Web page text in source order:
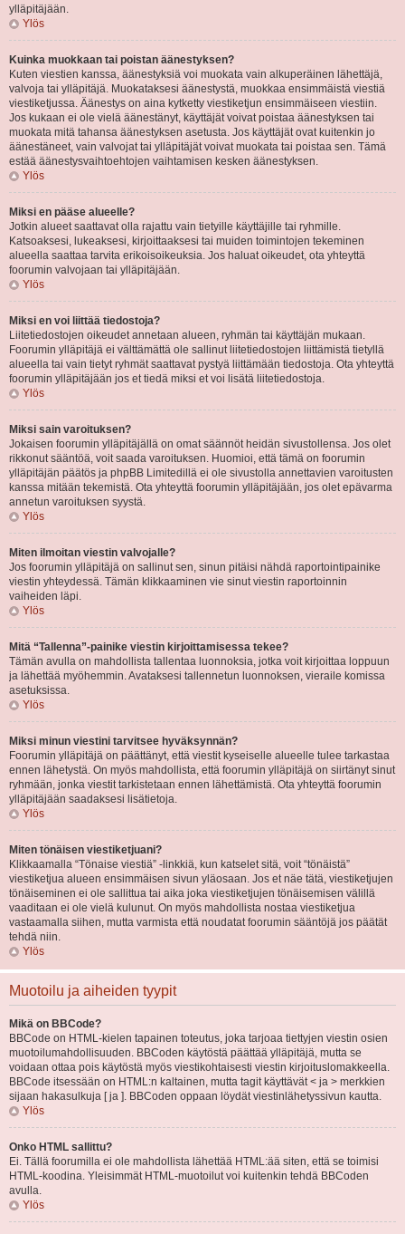
ylläpitäjään.
Ylös
Kuinka muokkaan tai poistan äänestyksen?
Kuten viestien kanssa, äänestyksiä voi muokata vain alkuperäinen lähettäjä,
valvoja tai ylläpitäjä. Muokataksesi äänestystä, muokkaa ensimmäistä viestiä
viestiketjussa. Äänestys on aina kytketty viestiketjun ensimmäiseen viestiin.
Jos kukaan ei ole vielä äänestänyt, käyttäjät voivat poistaa äänestyksen tai
muokata mitä tahansa äänestyksen asetusta. Jos käyttäjät ovat kuitenkin jo
äänestäneet, vain valvojat tai ylläpitäjät voivat muokata tai poistaa sen. Tämä
estää äänestysvaihtoehtojen vaihtamisen kesken äänestyksen.
Ylös
Miksi en pääse alueelle?
Jotkin alueet saattavat olla rajattu vain tietyille käyttäjille tai ryhmille.
Katsoaksesi, lukeaksesi, kirjoittaaksesi tai muiden toimintojen tekeminen
alueella saattaa tarvita erikoisoikeuksia. Jos haluat oikeudet, ota yhteyttä
foorumin valvojaan tai ylläpitäjään.
Ylös
Miksi en voi liittää tiedostoja?
Liitetiedostojen oikeudet annetaan alueen, ryhmän tai käyttäjän mukaan.
Foorumin ylläpitäjä ei välttämättä ole sallinut liitetiedostojen liittämistä tietyllä
alueella tai vain tietyt ryhmät saattavat pystyä liittämään tiedostoja. Ota yhteyttä
foorumin ylläpitäjään jos et tiedä miksi et voi lisätä liitetiedostoja.
Ylös
Miksi sain varoituksen?
Jokaisen foorumin ylläpitäjällä on omat säännöt heidän sivustollensa. Jos olet
rikkonut sääntöä, voit saada varoituksen. Huomioi, että tämä on foorumin
ylläpitäjän päätös ja phpBB Limitedillä ei ole sivustolla annettavien varoitusten
kanssa mitään tekemistä. Ota yhteyttä foorumin ylläpitäjään, jos olet epävarma
annetun varoituksen syystä.
Ylös
Miten ilmoitan viestin valvojalle?
Jos foorumin ylläpitäjä on sallinut sen, sinun pitäisi nähdä raportointipainike
viestin yhteydessä. Tämän klikkaaminen vie sinut viestin raportoinnin
vaiheiden läpi.
Ylös
Mitä “Tallenna”-painike viestin kirjoittamisessa tekee?
Tämän avulla on mahdollista tallentaa luonnoksia, jotka voit kirjoittaa loppuun
ja lähettää myöhemmin. Avataksesi tallennetun luonnoksen, vieraile komissa
asetuksissa.
Ylös
Miksi minun viestini tarvitsee hyväksynnän?
Foorumin ylläpitäjä on päättänyt, että viestit kyseiselle alueelle tulee tarkastaa
ennen lähetystä. On myös mahdollista, että foorumin ylläpitäjä on siirtänyt sinut
ryhmään, jonka viestit tarkistetaan ennen lähettämistä. Ota yhteyttä foorumin
ylläpitäjään saadaksesi lisätietoja.
Ylös
Miten tönäisen viestiketjuani?
Klikkaamalla “Tönaise viestiä” -linkkiä, kun katselet sitä, voit “tönäistä”
viestiketjua alueen ensimmäisen sivun yläosaan. Jos et näe tätä, viestiketjujen
tönäiseminen ei ole sallittua tai aika joka viestiketjujen tönäisemisen välillä
vaaditaan ei ole vielä kulunut. On myös mahdollista nostaa viestiketjua
vastaamalla siihen, mutta varmista että noudatat foorumin sääntöjä jos päätät
tehdä niin.
Ylös
Muotoilu ja aiheiden tyypit
Mikä on BBCode?
BBCode on HTML-kielen tapainen toteutus, joka tarjoaa tiettyjen viestin osien
muotoilumahdollisuuden. BBCoden käytöstä päättää ylläpitäjä, mutta se
voidaan ottaa pois käytöstä myös viestikohtaisesti viestin kirjoituslomakkeella.
BBCode itsessään on HTML:n kaltainen, mutta tagit käyttävät < ja > merkkien
sijaan hakasulkuja [ ja ]. BBCoden oppaan löydät viestinlähetyssivun kautta.
Ylös
Onko HTML sallittu?
Ei. Tällä foorumilla ei ole mahdollista lähettää HTML:ää siten, että se toimisi
HTML-koodina. Yleisimmät HTML-muotoilut voi kuitenkin tehdä BBCoden
avulla.
Ylös